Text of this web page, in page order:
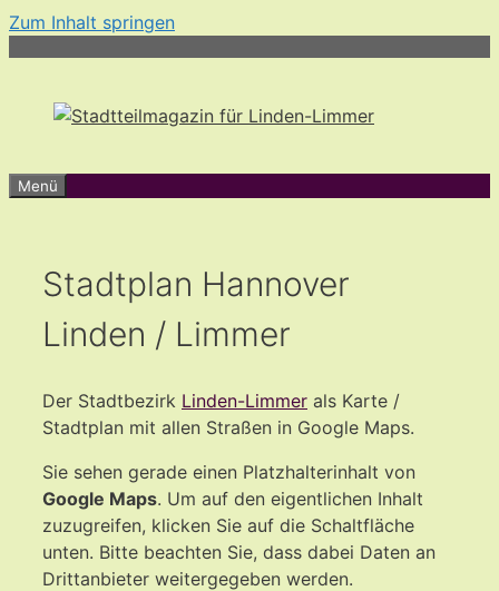
Zum Inhalt springen
Menü
Stadtplan Hannover
Linden / Limmer
Der Stadtbezirk Linden-Limmer als Karte /
Stadtplan mit allen Straßen in Google Maps.
Sie sehen gerade einen Platzhalterinhalt von
Google Maps. Um auf den eigentlichen Inhalt
zuzugreifen, klicken Sie auf die Schaltfläche
unten. Bitte beachten Sie, dass dabei Daten an
Drittanbieter weitergegeben werden.